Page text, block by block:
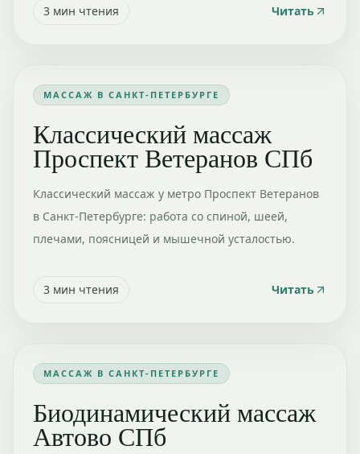
3 мин чтения Читать
МАССАЖ В САНКТ-ПЕТЕРБУРГЕ
Классический массаж
Проспект Ветеранов СПб
Классический массаж у метро Проспект Ветеранов
в Санкт-Петербурге: работа со спиной, шеей,
плечами, поясницей и мышечной усталостью.
3 мин чтения Читать
МАССАЖ В САНКТ-ПЕТЕРБУРГЕ
Биодинамический массаж
Автово СПб